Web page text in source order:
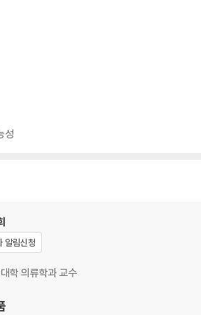
성
알림신청
학 의류학과 교수